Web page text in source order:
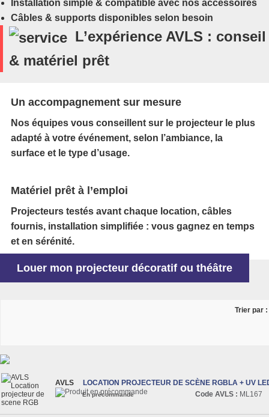
Installation simple & compatible avec nos accessoires
Câbles & supports disponibles selon besoin
L’expérience AVLS : conseil
& matériel prêt
Un accompagnement sur mesure
Nos équipes vous conseillent sur le projecteur le plus
adapté à votre événement, selon l’ambiance, la
surface et le type d’usage.
Matériel prêt à l’emploi
Projecteurs testés avant chaque location, câbles
fournis, installation simplifiée : vous gagnez en temps
et en sérénité.
Louer mon projecteur décoratif ou théâtre
Trier par :
AVLS LOCATION PROJECTEUR DE SCÈNE RGBLA + UV
En précommande Code AVLS : ML167